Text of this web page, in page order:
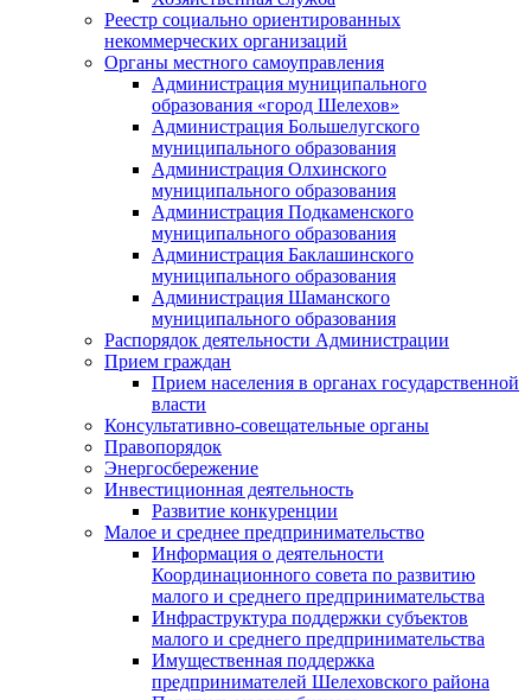
Реестр социально ориентированных
некоммерческих организаций
Органы местного самоуправления
Администрация муниципального
образования «город Шелехов»
Администрация Большелугского
муниципального образования
Администрация Олхинского
муниципального образования
Администрация Подкаменского
муниципального образования
Администрация Баклашинского
муниципального образования
Администрация Шаманского
муниципального образования
Распорядок деятельности Администрации
Прием граждан
Прием населения в органах государственной
власти
Консультативно-совещательные органы
Правопорядок
Энергосбережение
Инвестиционная деятельность
Развитие конкуренции
Малое и среднее предпринимательство
Информация о деятельности
Координационного совета по развитию
малого и среднего предпринимательства
Инфраструктура поддержки субъектов
малого и среднего предпринимательства
Имущественная поддержка
предпринимателей Шелеховского района